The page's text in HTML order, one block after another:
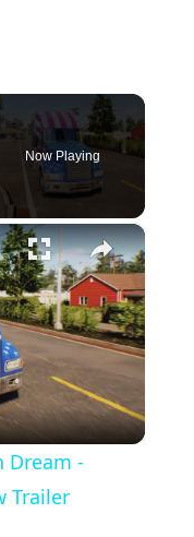
Now Playing
×
Dream -
Trailer